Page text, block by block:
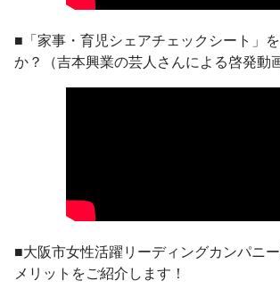
■「家事・育児シェアチェックシート」
か？（吉本興業の芸人さんによる啓発動
■大阪市女性活躍リーディングカンパニ
メリットをご紹介します！